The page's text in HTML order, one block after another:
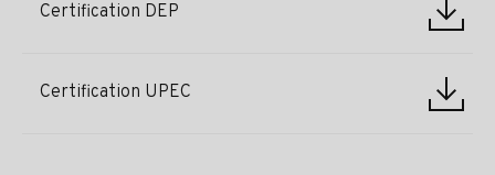
Certification DEP
Certification UPEC